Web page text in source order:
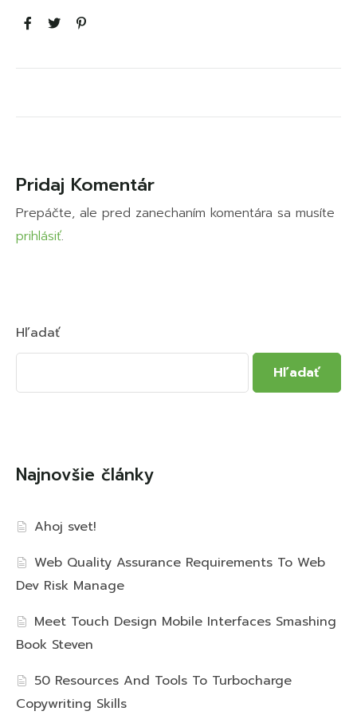
Pridaj Komentár
Prepáčte, ale pred zanechaním komentára sa musíte
prihlásiť.
Hľadať
Hľadať
Najnovšie články
Ahoj svet!
Web Quality Assurance Requirements To Web
Dev Risk Manage
Meet Touch Design Mobile Interfaces Smashing
Book Steven
50 Resources And Tools To Turbocharge
Copywriting Skills